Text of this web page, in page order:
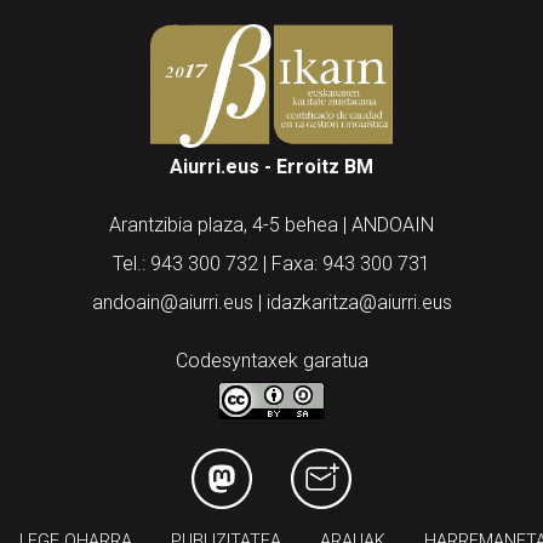
Aiurri.eus - Erroitz BM
Arantzibia plaza, 4-5 behea | ANDOAIN
Tel.: 943 300 732 | Faxa: 943 300 731
andoain@aiurri.eus | idazkaritza@aiurri.eus
Codesyntaxek garatua